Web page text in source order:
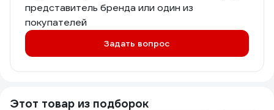
представитель бренда или один из
покупателей
Задать вопрос
Этот товар из подборок